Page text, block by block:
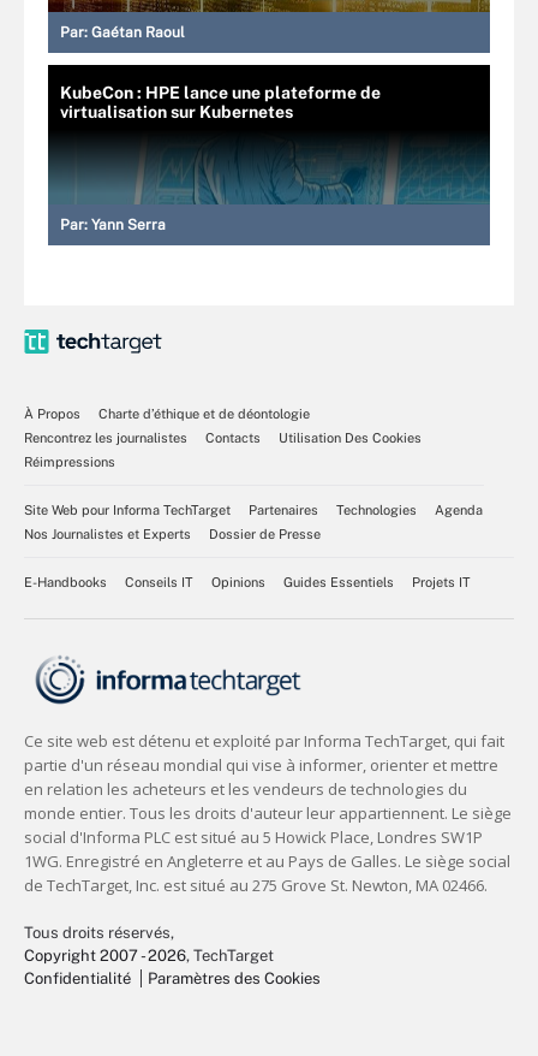
Par: Gaétan Raoul
KubeCon : HPE lance une plateforme de
virtualisation sur Kubernetes
Par: Yann Serra
À Propos
Charte d’éthique et de déontologie
Rencontrez les journalistes
Contacts
Utilisation Des Cookies
Réimpressions
Site Web pour Informa TechTarget Partenaires Technologies
Agenda
Nos Journalistes et Experts
Dossier de Presse
E-Handbooks Conseils IT Opinions Guides Essentiels Projets IT
Tous droits réservés,
Copyright 2007 - 2026, TechTarget
Confidentialité
Paramètres des Cookies